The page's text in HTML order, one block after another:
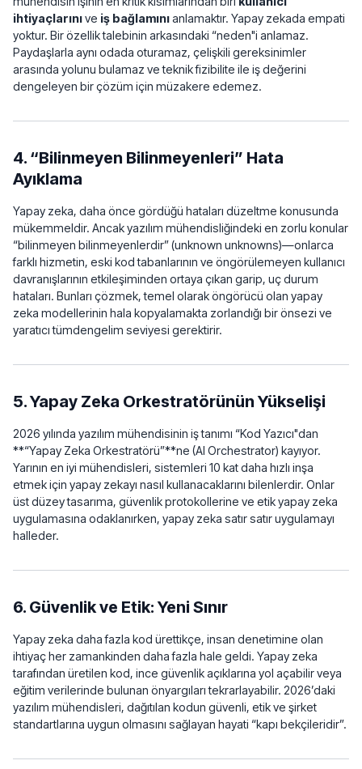
ihtiyaçlarınıve iş bağlamınıanlamaktır. Yapay zekada empati
yoktur. Bir özellik talebinin arkasındaki “neden"i anlamaz.
Paydaşlarla aynı odada oturamaz, çelişkili gereksinimler
arasında yolunu bulamaz ve teknik fizibilite ile iş değerini
dengeleyen bir çözüm için müzakere edemez.
4. “Bilinmeyen Bilinmeyenleri” Hata
Ayıklama
Yapay zeka, daha önce gördüğü hataları düzeltme konusunda
mükemmeldir. Ancak yazılım mühendisliğindeki en zorlu konular
“bilinmeyen bilinmeyenlerdir” (unknown unknowns)—onlarca
farklı hizmetin, eski kod tabanlarının ve öngörülemeyen kullanıcı
davranışlarının etkileşiminden ortaya çıkan garip, uç durum
hataları. Bunları çözmek, temel olarak öngörücü olan yapay
zeka modellerinin hala kopyalamakta zorlandığı bir önsezi ve
yaratıcı tümdengelim seviyesi gerektirir.
5. Yapay Zeka Orkestratörünün Yükselişi
2026 yılında yazılım mühendisinin iş tanımı “Kod Yazıcı"dan
**“Yapay Zeka Orkestratörü”**ne (AI Orchestrator) kayıyor.
Yarının en iyi mühendisleri, sistemleri 10 kat daha hızlı inşa
etmek için yapay zekayı nasıl kullanacaklarını bilenlerdir. Onlar
üst düzey tasarıma, güvenlik protokollerine ve etik yapay zeka
uygulamasına odaklanırken, yapay zeka satır satır uygulamayı
halleder.
6. Güvenlik ve Etik: Yeni Sınır
Yapay zeka daha fazla kod ürettikçe, insan denetimine olan
ihtiyaç her zamankinden daha fazla hale geldi. Yapay zeka
tarafından üretilen kod, ince güvenlik açıklarına yol açabilir veya
eğitim verilerinde bulunan önyargıları tekrarlayabilir. 2026’daki
yazılım mühendisleri, dağıtılan kodun güvenli, etik ve şirket
standartlarına uygun olmasını sağlayan hayati “kapı bekçileridir”.